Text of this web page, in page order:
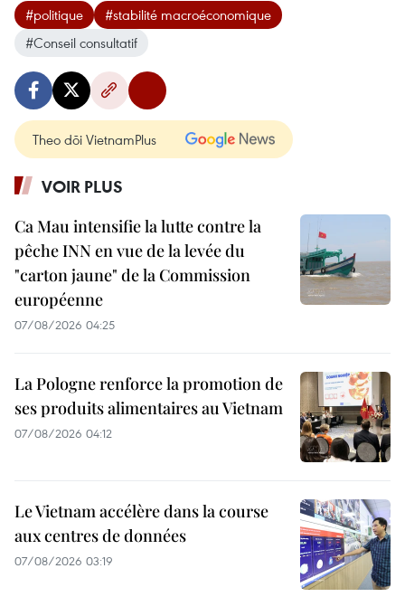
#politique
#stabilité macroéconomique
#Conseil consultatif
Theo dõi VietnamPlus
VOIR PLUS
Ca Mau intensifie la lutte contre la
pêche INN en vue de la levée du
"carton jaune" de la Commission
européenne
07/08/2026 04:25
La Pologne renforce la promotion de
ses produits alimentaires au Vietnam
07/08/2026 04:12
Le Vietnam accélère dans la course
aux centres de données
07/08/2026 03:19